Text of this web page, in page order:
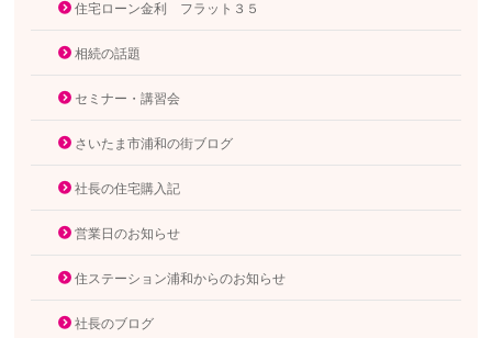
住宅ローン金利 フラット３５
相続の話題
セミナー・講習会
さいたま市浦和の街ブログ
社長の住宅購入記
営業日のお知らせ
住ステーション浦和からのお知らせ
社長のブログ